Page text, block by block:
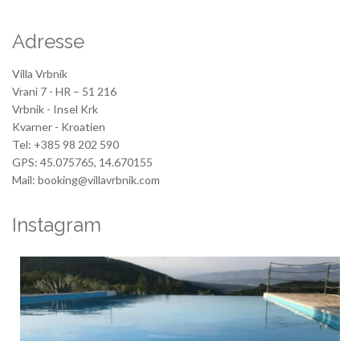
Adresse
Villa Vrbnik
Vrani 7 - HR – 51 216
Vrbnik - Insel Krk
Kvarner - Kroatien
Tel: +385 98 202 590
GPS: 45.075765, 14.670155
Mail: booking@villavrbnik.com
Instagram